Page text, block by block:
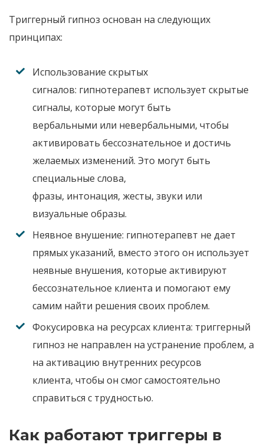
Триггерный гипноз основан на следующих
принципах:
Использование скрытых
сигналов: гипнотерапевт использует скрытые
сигналы, которые могут быть
вербальными или невербальными, чтобы
активировать бессознательное и достичь
желаемых изменений. Это могут быть
специальные слова,
фразы, интонация, жесты, звуки или
визуальные образы.
Неявное внушение: гипнотерапевт не дает
прямых указаний, вместо этого он использует
неявные внушения, которые активируют
бессознательное клиента и помогают ему
самим найти решения своих проблем.
Фокусировка на ресурсах клиента: триггерный
гипноз не направлен на устранение проблем, а
на активацию внутренних ресурсов
клиента, чтобы он смог самостоятельно
справиться с трудностью.
Как работают триггеры в